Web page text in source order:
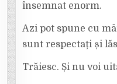
însemnat enorm.
Azi pot spune cu
sunt respectați și
Trăiesc. Și nu voi